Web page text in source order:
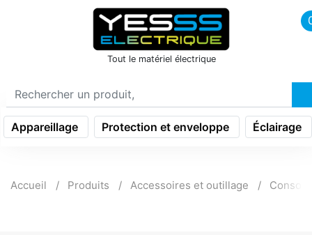
icon menu burger
Tout le matériel électrique
Appareillage Protection et enveloppe Éclairage
Accueil Produits Accessoires et outillage